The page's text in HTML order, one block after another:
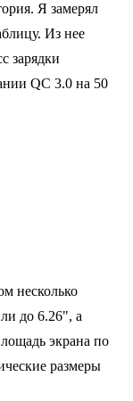
Я замерял
Из нее
зарядки
QC 3.0 на 50
несколько
до 6.26", а
экрана по
размеры